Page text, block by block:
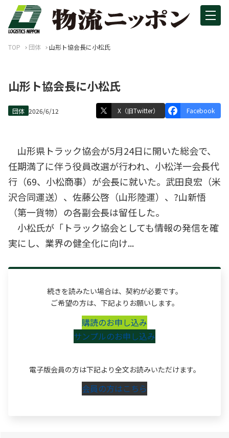
TOP 団体 山形ト協会長に小松氏
山形ト協会長に小松氏
団体 2026/6/12 X（旧Twitter） Facebook
山形県トラック協会が5月24日に開いた総会で、
任期満了に伴う役員改選が行われ、小松洋一会長代
行（69、小松商事）が会長に就いた。武田良宏（米
沢合同運送）、佐藤公啓（山形陸運）、?山新悟
（第一貨物）の各副会長は留任した。
小松氏が「トラック協会としても情報の発信を確
実にし、業界の健全化に向け...
続きを読みたい場合は、契約が必要です。
ご希望の方は、下記よりお願いします。
購読のお申し込み
サンプルのお申し込み
電子版会員の方は下記より全文お読みいただけます。
会員の方はこちら